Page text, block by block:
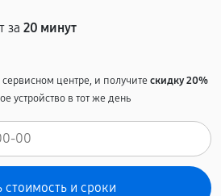
за 20 минут
центре, и получитескидку 20%
устройство в тот же день